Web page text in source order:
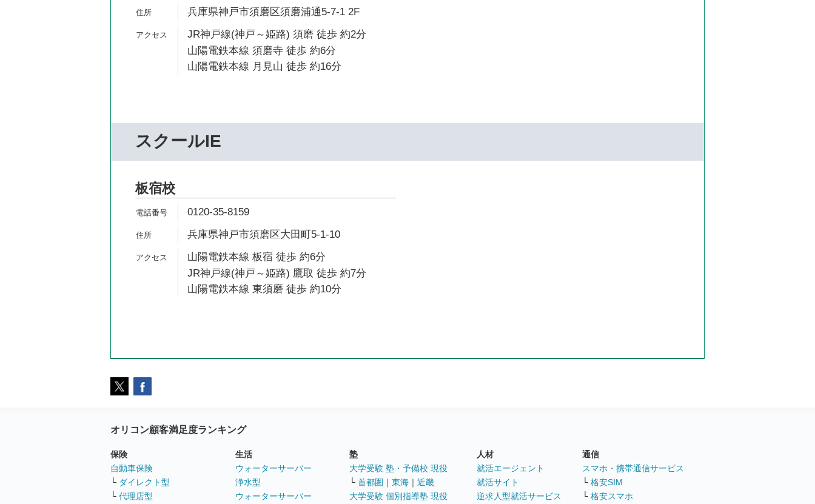
兵庫県神戸市須磨区須磨浦通5-7-1 2F
JR神戸線(神戸～姫路) 須磨 徒歩 約2分
山陽電鉄本線 須磨寺 徒歩 約6分
山陽電鉄本線 月見山 徒歩 約16分
スクールIE
板宿校
0120-35-8159
兵庫県神戸市須磨区大田町5-1-10
山陽電鉄本線 板宿 徒歩 約6分
JR神戸線(神戸～姫路) 鷹取 徒歩 約7分
山陽電鉄本線 東須磨 徒歩 約10分
オリコン顧客満足度ランキング
保険
自動車保険
└ ダイレクト型
└ 代理店型
生活
ウォーターサーバー
浄水型
ウォーターサーバー
塾
大学受験 塾・予備校 現役
└ 首都圏 ｜ 東海 ｜ 近畿
大学受験 個別指導塾 現役
人材
就活エージェント
就活サイト
逆求人型就活サービス
通信
スマホ・携帯通信サービス
└ 格安SIM
└ 格安スマホ